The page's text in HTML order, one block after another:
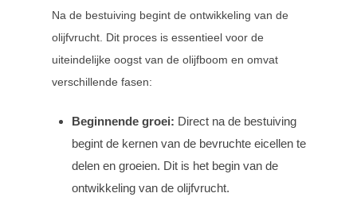
Na de bestuiving begint de ontwikkeling van de
olijfvrucht. Dit proces is essentieel voor de
uiteindelijke oogst van de olijfboom en omvat
verschillende fasen:
Beginnende groei: Direct na de bestuiving
begint de kernen van de bevruchte eicellen te
delen en groeien. Dit is het begin van de
ontwikkeling van de olijfvrucht.